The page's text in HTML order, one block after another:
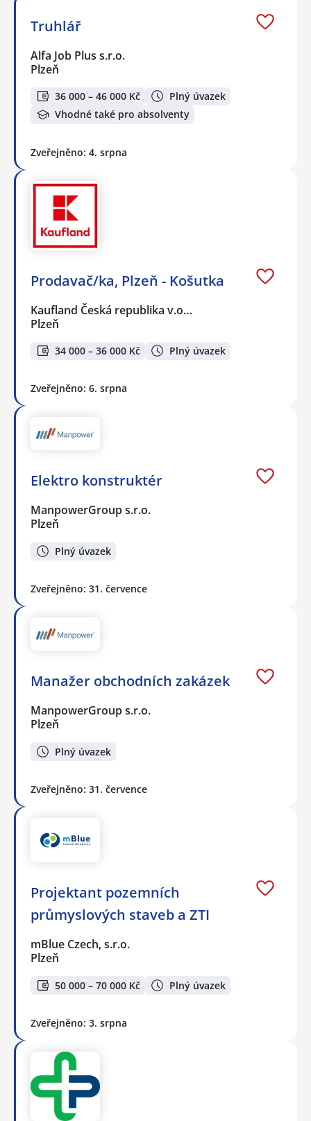
Truhlář
Alfa Job Plus s.r.o.
Plzeň
36 000 – 46 000 Kč
Plný úvazek
Vhodné také pro absolventy
Zveřejněno: 4. srpna
Prodavač/ka, Plzeň - Košutka
Kaufland Česká republika v.o…
Plzeň
34 000 – 36 000 Kč Plný úvazek
Zveřejněno: 6. srpna
Elektro konstruktér
ManpowerGroup s.r.o.
Plzeň
Plný úvazek
Zveřejněno: 31. července
Manažer obchodních zakázek
ManpowerGroup s.r.o.
Plzeň
Plný úvazek
Zveřejněno: 31. července
Projektant pozemních
průmyslových staveb a ZTI
mBlue Czech, s.r.o.
Plzeň
50 000 – 70 000 Kč Plný úvazek
Zveřejněno: 3. srpna